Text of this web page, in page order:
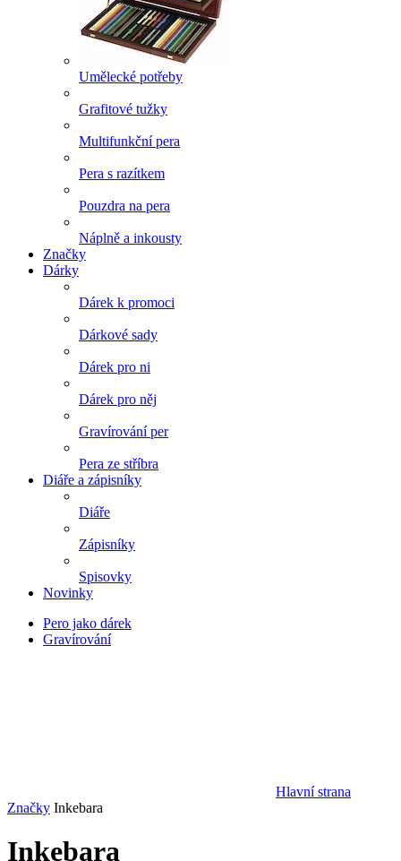
Umělecké potřeby
Grafitové tužky
Multifunkční pera
Pera s razítkem
Pouzdra na pera
Náplně a inkousty
Značky
Dárky
Dárek k promoci
Dárkové sady
Dárek pro ni
Dárek pro něj
Gravírování per
Pera ze stříbra
Diáře a zápisníky
Diáře
Zápisníky
Spisovky
Novinky
Pero jako dárek
Gravírování
Hlavní strana
Značky Inkebara
Inkebara